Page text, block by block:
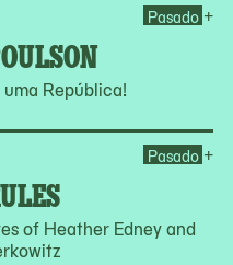
República!
Pasado +
of Heather Edney and
Pasado +